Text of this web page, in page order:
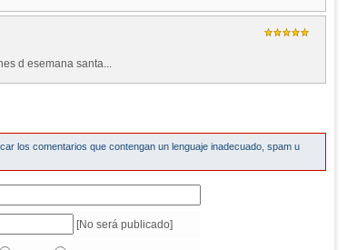
d esemana santa...
los comentarios que contengan un lenguaje inadecuado, spam u
[No será publicado]